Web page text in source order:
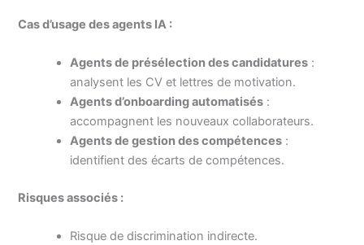
Cas d’usage des agents IA :
Agents de présélection des candidatures :
analysent les CV et lettres de motivation.
Agents d’onboarding automatisés :
accompagnent les nouveaux collaborateurs.
Agents de gestion des compétences :
identifient des écarts de compétences.
Risques associés :
Risque de discrimination indirecte.